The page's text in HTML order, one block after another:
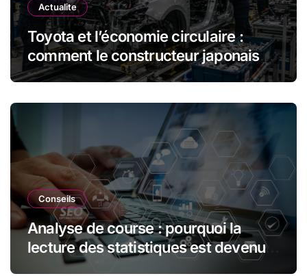
Actualite
Toyota et l’économie circulaire :
comment le constructeur japonais
réduit les déchets et optimise les
Conseils
Analyse de course : pourquoi la
lecture des statistiques est devenue
essentielle en sport automobile